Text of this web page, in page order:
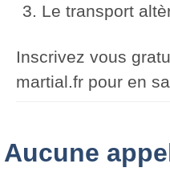
Le transport
Inscrivez vous
martial.fr pour en
Aucune